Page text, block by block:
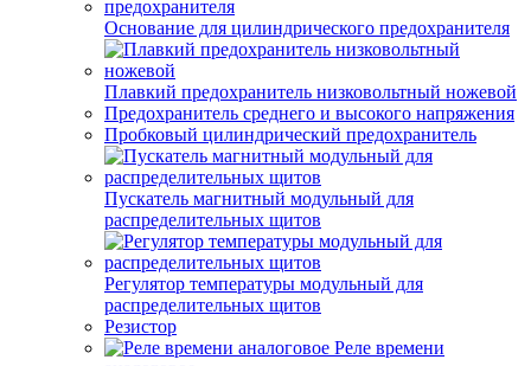
Основание для цилиндрического предохранителя
Плавкий предохранитель низковольтный ножевой
Предохранитель среднего и высокого напряжения
Пробковый цилиндрический предохранитель
Пускатель магнитный модульный для
распределительных щитов
Регулятор температуры модульный для
распределительных щитов
Резистор
Реле времени